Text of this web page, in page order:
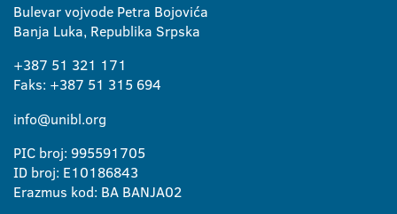
Bulevar vojvode Petra Bojovića
Banja Luka, Republika Srpska
+387 51 321 171
Faks: +387 51 315 694
info@unibl.org
PIC broj: 995591705
ID broj: E10186843
Erazmus kod: BA BANJA02